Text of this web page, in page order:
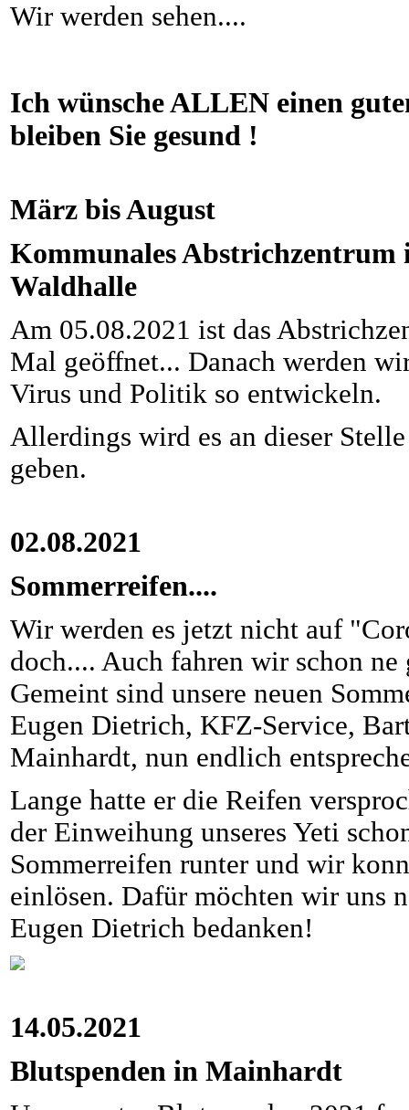
Wir werden sehen....
Ich wünsche ALLEN einen
bleiben Sie gesund !
März bis August
Kommunales
Waldhalle
Am 05.08.2021 ist das
Mal geöffnet... Danach werden
Virus und Politik so entwickeln.
Allerdings wird es an dieser
geben.
02.08.2021
Sommerreifen....
Wir werden es jetzt nicht auf
doch.... Auch fahren wir schon
Gemeint sind unsere neuen
Eugen Dietrich, KFZ-Service,
Mainhardt, nun endlich
Lange hatte er die Reifen
der Einweihung unseres Yeti
Sommerreifen runter und wir
einlösen. Dafür möchten wir uns
Eugen Dietrich bedanken!
14.05.2021
Blutspenden in Mainhardt